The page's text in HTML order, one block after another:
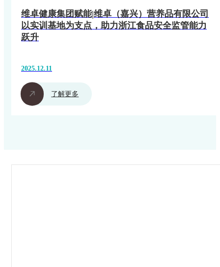
维卓健康集团赋能|维卓（嘉兴）营养品有限公司
以实训基地为支点，助力浙江食品安全监管能力
跃升
2025.12.11
了解更多